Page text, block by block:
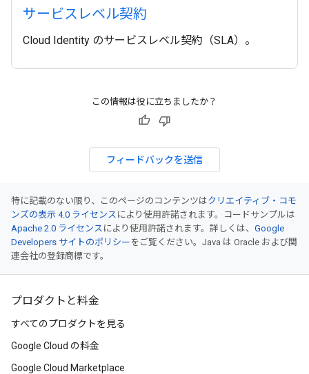
サービスレベル契約
Cloud Identity のサービスレベル契約（SLA）。
この情報は役に立ちましたか？
フィードバックを送信
特に記載のない限り、このページのコンテンツはクリエイティブ・コモ
ンズの表示 4.0 ライセンス により使用許諾されます。コードサンプルは
Apache 2.0 ライセンス により使用許諾されます。詳しくは、 Google
Developers サイトのポリシー をご覧ください。Java は Oracle および関
連会社の登録商標です。
プロダクトと料金
すべてのプロダクトを見る
Google Cloud の料金
Google Cloud Marketplace